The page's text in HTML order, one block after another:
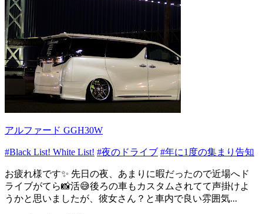
アルファード GGH30W
#Black List! White List! #夜のドライブ #年に1度の集まり告知
お疲れ様です✨ 先日の夜、あまりに暇だったので近場へド
ライブがてら📸活😅後ろの車もカスタムされてて声掛けよ
うかと思いましたが、彼女さん？と車内で良い雰囲気...